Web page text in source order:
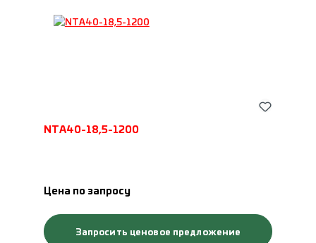
NTA40-18,5-1200
Цена по запросу
Запросить ценовое предложение